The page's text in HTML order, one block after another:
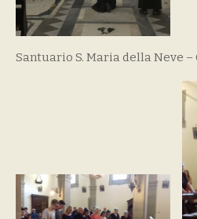
Santuario S. Maria della Neve –